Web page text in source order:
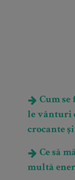
Cum
le vânturi
crocante
Ce să
multă